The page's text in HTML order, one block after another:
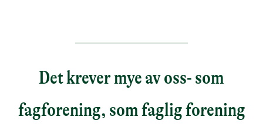
Det krever mye av oss- som
fagforening, som faglig forening